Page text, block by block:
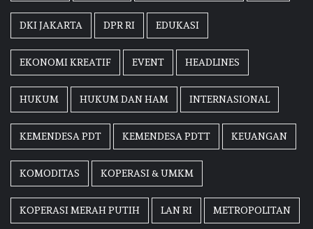
DKI JAKARTA DPR RI EDUKASI
EKONOMI KREATIF EVENT HEADLINES
HUKUM HUKUM DAN HAM INTERNASIONAL
KEMENDESA PDT KEMENDESA PDTT KEUANGAN
KOMODITAS KOPERASI & UMKM
KOPERASI MERAH PUTIH LAN RI METROPOLITAN